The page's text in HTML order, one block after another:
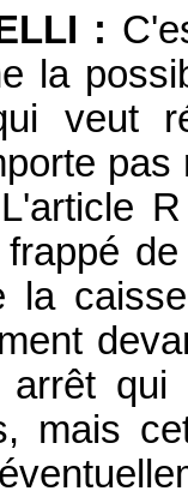
:
la
veut
la
qui
mais